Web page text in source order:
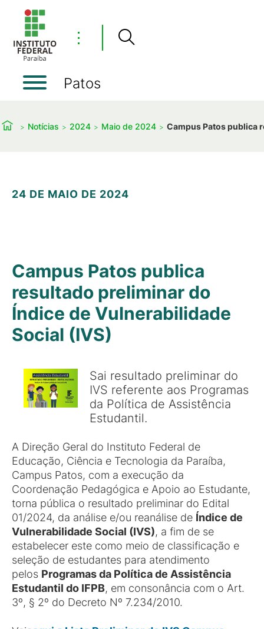
⋮
Patos
Notícias 2024 Maio de 2024 Campus Patos publica
24 DE MAIO DE 2024
Campus Patos publica
resultado preliminar do
Índice de Vulnerabilidade
Social (IVS)
Sai resultado preliminar do
IVS referente aos Programas
da Política de Assistência
Estudantil.
A Direção Geral do Instituto Federal de
Educação, Ciência e Tecnologia da Paraíba,
Campus Patos, com a execução da
Coordenação Pedagógica e Apoio ao Estudante,
torna pública o resultado preliminar do Edital
01/2024, da análise e/ou reanálise de Índice de
Vulnerabilidade Social (IVS), a fim de se
estabelecer este como meio de classificação e
seleção de estudantes para atendimento
pelos Programas da Política de Assistência
Estudantil do IFPB, em consonância com o Art.
3º, § 2º do Decreto Nº 7.234/2010.